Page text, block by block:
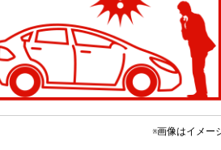
※画像はイメー